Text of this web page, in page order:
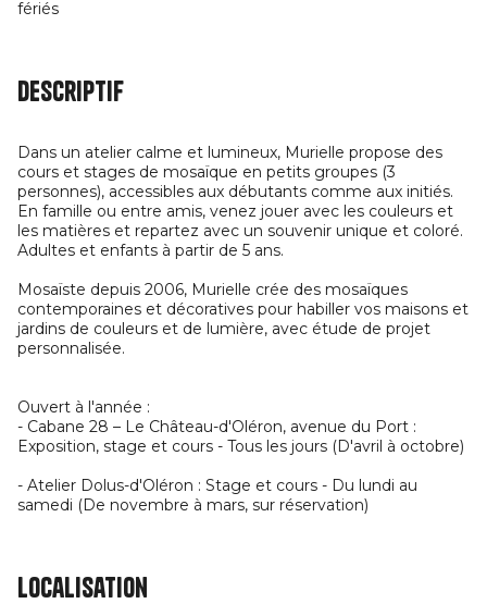
fériés
Descriptif
Dans un atelier calme et lumineux, Murielle propose des
cours et stages de mosaïque en petits groupes (3
personnes), accessibles aux débutants comme aux initiés.
En famille ou entre amis, venez jouer avec les couleurs et
les matières et repartez avec un souvenir unique et coloré.
Adultes et enfants à partir de 5 ans.
Mosaïste depuis 2006, Murielle crée des mosaïques
contemporaines et décoratives pour habiller vos maisons et
jardins de couleurs et de lumière, avec étude de projet
personnalisée.
Ouvert à l'année :
- Cabane 28 – Le Château-d'Oléron, avenue du Port :
Exposition, stage et cours - Tous les jours (D'avril à octobre)
- Atelier Dolus-d'Oléron : Stage et cours - Du lundi au
samedi (De novembre à mars, sur réservation)
Localisation